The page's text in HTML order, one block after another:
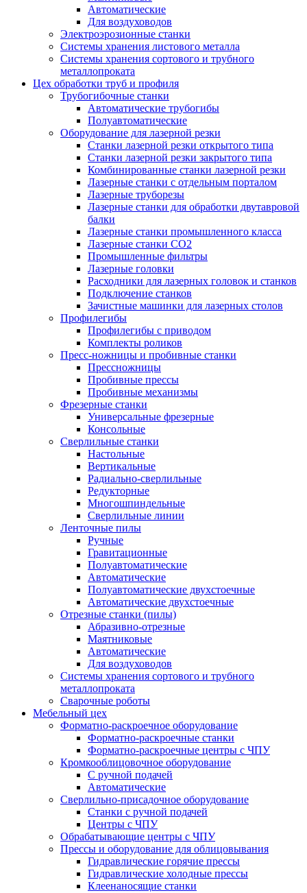
Автоматические
Для воздуховодов
Электроэрозионные станки
Системы хранения листового металла
Системы хранения сортового и трубного
металлопроката
Цех обработки труб и профиля
Трубогибочные станки
Автоматические трубогибы
Полуавтоматические
Оборудование для лазерной резки
Станки лазерной резки открытого типа
Станки лазерной резки закрытого типа
Комбинированные станки лазерной резки
Лазерные станки с отдельным порталом
Лазерные труборезы
Лазерные станки для обработки двутавровой
балки
Лазерные станки промышленного класса
Лазерные станки CO2
Промышленные фильтры
Лазерные головки
Расходники для лазерных головок и станков
Подключение станков
Зачистные машинки для лазерных столов
Профилегибы
Профилегибы с приводом
Комплекты роликов
Пресс-ножницы и пробивные станки
Прессножницы
Пробивные прессы
Пробивные механизмы
Фрезерные станки
Универсальные фрезерные
Консольные
Сверлильные станки
Настольные
Вертикальные
Радиально-сверлильные
Редукторные
Многошпиндельные
Сверлильные линии
Ленточные пилы
Ручные
Гравитационные
Полуавтоматические
Автоматические
Полуавтоматические двухстоечные
Автоматические двухстоечные
Отрезные станки (пилы)
Абразивно-отрезные
Маятниковые
Автоматические
Для воздуховодов
Системы хранения сортового и трубного
металлопроката
Сварочные роботы
Мебельный цех
Форматно-раскроечное оборудование
Форматно-раскроечные станки
Форматно-раскроечные центры с ЧПУ
Кромкооблицовочное оборудование
С ручной подачей
Автоматические
Сверлильно-присадочное оборудование
Станки с ручной подачей
Центры с ЧПУ
Обрабатывающие центры с ЧПУ
Прессы и оборудование для облицовывания
Гидравлические горячие прессы
Гидравлические холодные прессы
Клеенаносящие станки